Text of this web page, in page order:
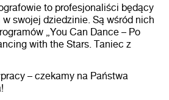
to profesjonaliści będący
swojej dziedzinie. Są wśród nich
„You Can Dance – Po
with the Stars. Taniec z
– czekamy na Państwa